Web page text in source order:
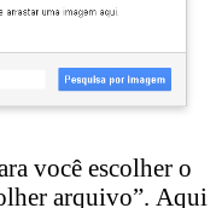
você escolher o
arquivo”. Aqui